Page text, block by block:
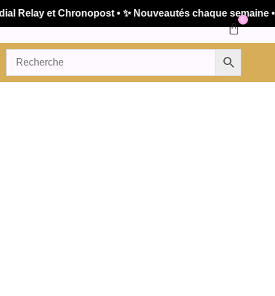
et Chronopost • ✨ Nouveautés chaque semaine •
0